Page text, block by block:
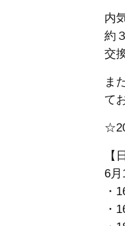
内
約
交
ま
て
【
6月
・
・